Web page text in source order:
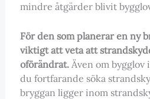
mindre åtgärder blivit
För den som planerar en ny
viktigt att veta att
oförändrat.Även om bygglov
du fortfarande söka
bryggan ligger inom